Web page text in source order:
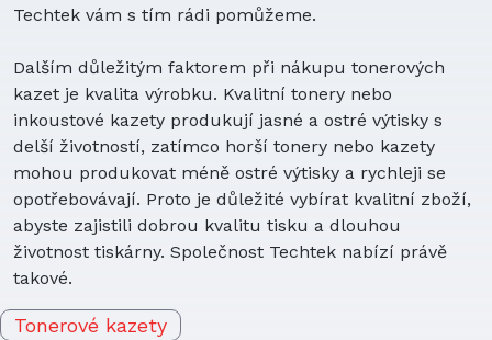
Techtek vám s tím rádi pomůžeme.
Dalším důležitým faktorem při nákupu tonerových
kazet je kvalita výrobku. Kvalitní tonery nebo
inkoustové kazety produkují jasné a ostré výtisky s
delší životností, zatímco horší tonery nebo kazety
mohou produkovat méně ostré výtisky a rychleji se
opotřebovávají. Proto je důležité vybírat kvalitní zboží,
abyste zajistili dobrou kvalitu tisku a dlouhou
životnost tiskárny. Společnost Techtek nabízí právě
takové.
Tonerové kazety